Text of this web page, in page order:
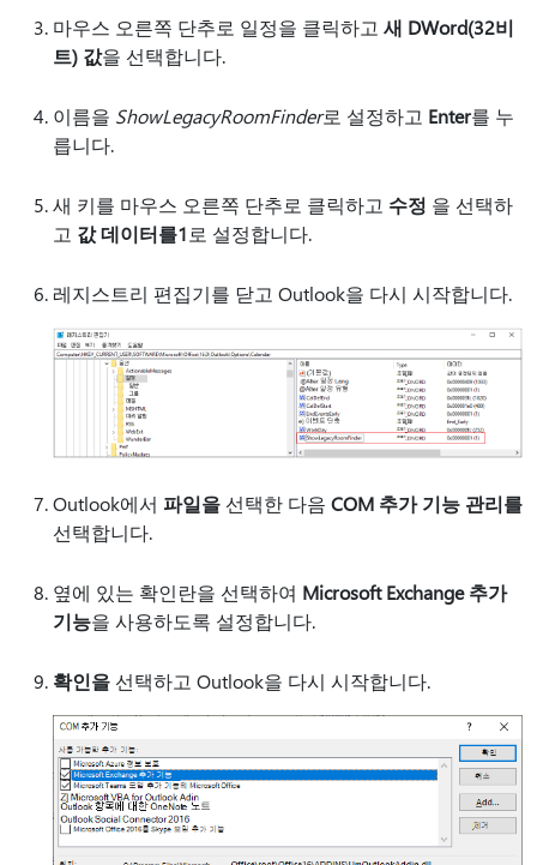
마우스 오른쪽 단추로 일정을 클릭하고 새 DWord(32비
트) 값을 선택합니다.
이름을 ShowLegacyRoomFinder로 설정하고 Enter를 누
릅니다.
새 키를 마우스 오른쪽 단추로 클릭하고 수정 을 선택하
고 값 데이터를1 로 설정합니다.
레지스트리 편집기를 닫고 Outlook을 다시 시작합니다.
Outlook에서 파일을 선택한 다음 COM 추가 기능 관리를
선택합니다.
옆에 있는 확인란을 선택하여 Microsoft Exchange 추가
기능을 사용하도록 설정합니다.
확인을 선택하고 Outlook을 다시 시작합니다.